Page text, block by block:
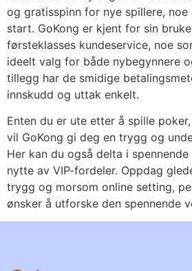
og gratisspinn for nye spillere,
start. GoKong er kjent for sin
førsteklasses kundeservice, noe
ideelt valg for både nybegynnere
tillegg har de smidige
innskudd og uttak enkelt.
Enten du er ute etter å spille
vil GoKong gi deg en trygg og
Her kan du også delta i
nytte av VIP-fordeler. Oppdag
trygg og morsom online setting,
ønsker å utforske den spennende